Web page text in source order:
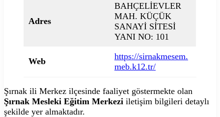
Adres
BAHÇELİEVLER
MAH. KÜÇÜK
SANAYİ SİTESİ
YANI NO: 101
Web
https://sirnakmesem.
meb.k12.tr/
Şırnak ili Merkez ilçesinde faaliyet göstermekte olan
Şırnak Mesleki Eğitim Merkezi iletişim bilgileri detaylı
şekilde yer almaktadır.